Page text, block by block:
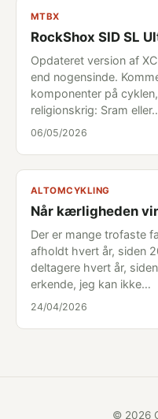
MTBX
RockShox SID SL
Opdateret version af
end nogensinde.
komponenter på
religionskrig: Sram
06/05/2026
ALTOMCYKLING
Når kærligheden
Der er mange trofaste
afholdt hvert år, siden
deltagere hvert år,
erkende, jeg kan ikke…
24/04/2026
© 2026